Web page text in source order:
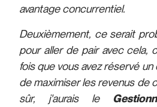
avantage concurrentiel.
Deuxièmement, ce serait
pour aller de pair avec cela,
fois que vous avez réservé
de maximiser les revenus de
sûr, j'aurais le